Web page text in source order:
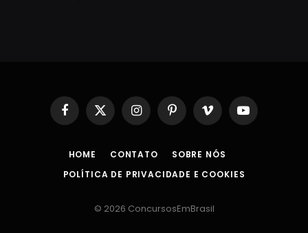
Facebook
X
(Twitter)
InstagramPinterestVimeo YouTube
HOME CONTATO
SOBRE NÓS
POLÍTICA DE PRIVACIDADE E COOKIES
© 2026 ConcursosEmBrasil